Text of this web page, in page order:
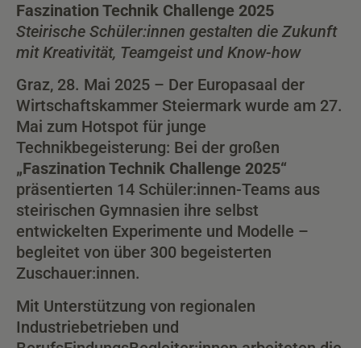
Faszination Technik Challenge 2025
Steirische Schüler:innen gestalten die Zukunft
mit Kreativität, Teamgeist und Know-how
Graz, 28. Mai 2025 – Der Europasaal der
Wirtschaftskammer Steiermark wurde am 27.
Mai zum Hotspot für junge
Technikbegeisterung: Bei der großen
„Faszination Technik Challenge 2025“
präsentierten 14 Schüler:innen-Teams aus
steirischen Gymnasien ihre selbst
entwickelten Experimente und Modelle –
begleitet von über 300 begeisterten
Zuschauer:innen.
Mit Unterstützung von regionalen
Industriebetrieben und